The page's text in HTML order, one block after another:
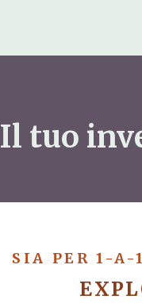
Il tuo
SIA PER 1-A-